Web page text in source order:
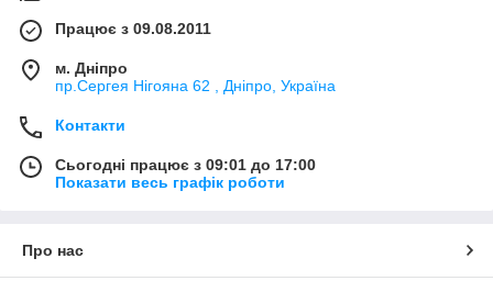
Працює з 09.08.2011
м. Дніпро
пр.Сергея Нігояна 62 , Дніпро, Україна
Контакти
Сьогодні працює з 09:01 до 17:00
Показати весь графік роботи
Про нас